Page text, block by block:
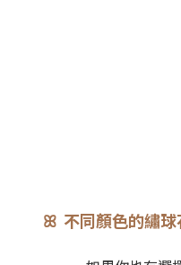
ꕤ 不同顏色的繡